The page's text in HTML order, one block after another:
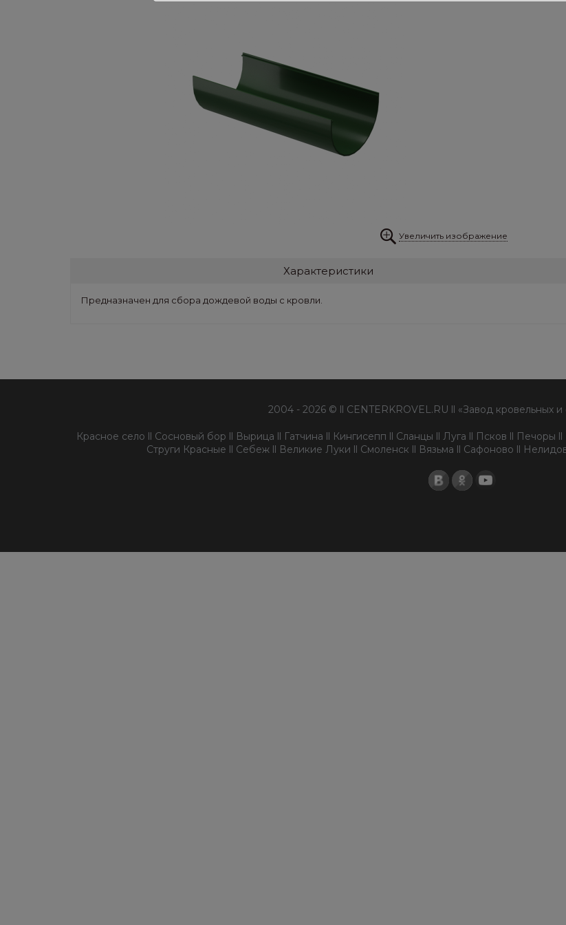
Увеличить изображение
Характеристики
Предназначен для сбора дождевой воды с кровли.
2004 - 2026 © ll CENTERKROVEL.RU ll «Завод кровельных
Красное село ll Сосновый бор ll Вырица ll Гатчина ll Кингисепп ll Сланцы ll Луга ll Псков ll Печоры
Струги Красные ll Себеж ll Великие Луки ll Смоленск ll Вязьма ll Сафоново ll